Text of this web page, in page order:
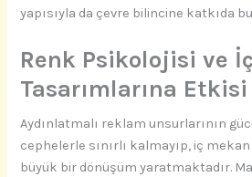
yapısıyla da çevre bilincine katkıda
Renk Psikolojisi ve
Tasarımlarına Etkisi
Aydınlatmalı reklam unsurlarının
cephelerle sınırlı kalmayıp, iç
büyük bir dönüşüm yaratmaktadır.